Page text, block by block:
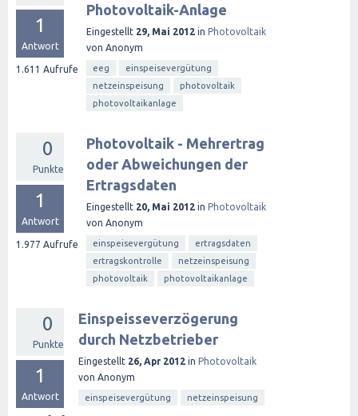
1
Antwort
1.611 Aufrufe
Photovoltaik-Anlage
Eingestellt 29, Mai 2012 in Photovoltaik
von Anonym
eeg
einspeisevergütung
netzeinspeisung
photovoltaik
photovoltaikanlage
0
Punkte
1
Antwort
1.977 Aufrufe
Photovoltaik - Mehrertrag
oder Abweichungen der
Ertragsdaten
Eingestellt 20, Mai 2012 in Photovoltaik
von Anonym
einspeisevergütung
ertragsdaten
ertragskontrolle
netzeinspeisung
photovoltaik
photovoltaikanlage
0
Punkte
1
Antwort
Einspeisseverzögerung
durch Netzbetrieber
Eingestellt 26, Apr 2012 in Photovoltaik
von Anonym
einspeisevergütung netzeinspeisung